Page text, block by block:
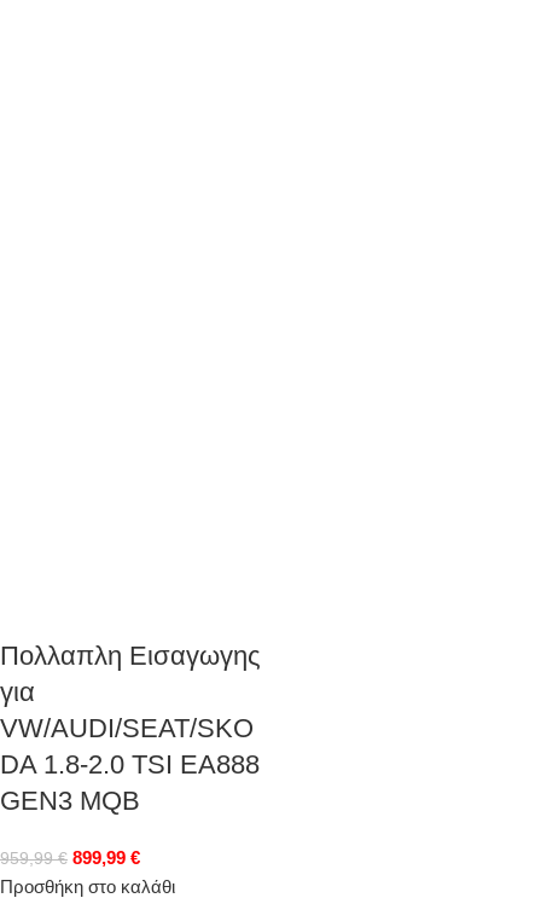
Πολλαπλη Εισαγωγης
για
VW/AUDI/SEAT/SKO
DA 1.8-2.0 TSI EA888
GEN3 MQB
959,99€ 899,99 €
Προσθήκη στο καλάθι